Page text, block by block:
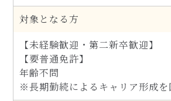
対象となる方
【未経験歓迎・第二新卒歓迎】
【要普通免許】
年齢不問
※長期勤続によるキャリア形成を